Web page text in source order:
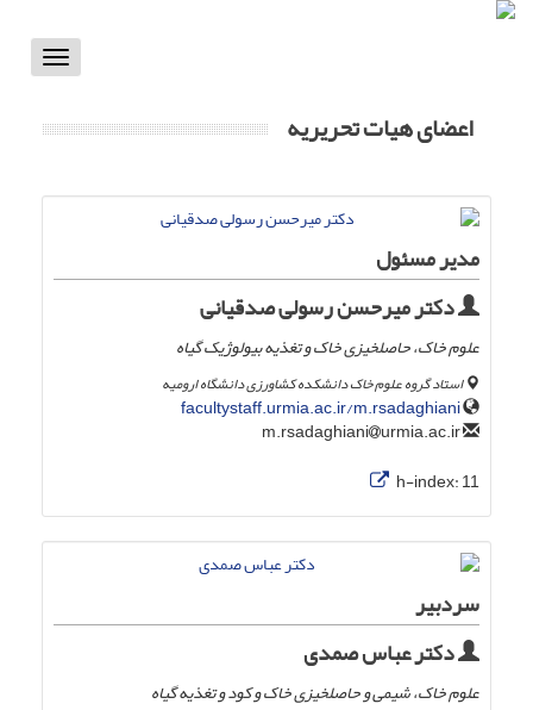
Toggle
اعضای هیات تحریریه
مدیر مسئول
دکتر میرحسن رسولی ‌صدقیانی
علوم خاک، حاصلخیزی خاک و تغذیه بیولوژیک گیاه
استاد گروه علوم خاک دانشکده کشاورزی دانشگاه ارومیه
facultystaff.urmia.ac.ir/m.rsadaghiani
urmia.ac.ir
h-index:11
سردبیر
دکتر عباس صمدی
علوم خاک، شیمی و حاصلخیزی خاک و کود و تغذیه گیاه